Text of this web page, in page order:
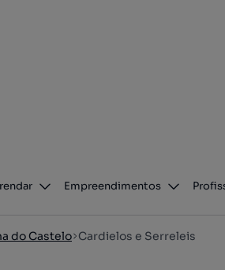
Empreendimentos
do Castelo Cardielos e Serreleis